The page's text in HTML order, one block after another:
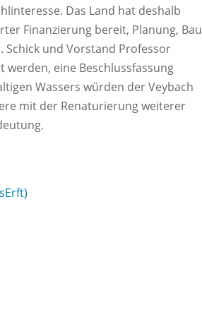
Das Land hat deshalb
Finanzierung bereit, Planung, Bau
und Vorstand Professor
eine Beschlussfassung
Wassers würden der Veybach
mit der Renaturierung weiterer